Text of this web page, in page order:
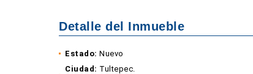
Detalle del Inmueble
Estado: Nuevo
Ciudad: Tultepec.